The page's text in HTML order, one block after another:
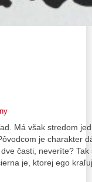
Má však stredom
je charakter
časti, neveríte?
je, ktorej ego